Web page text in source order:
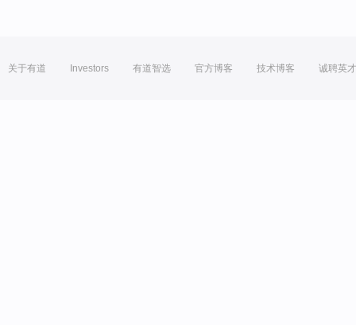
关于有道 Investors 有道智选 官方博客 技术博客 诚聘英才